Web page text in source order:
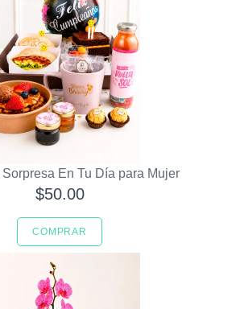
En Tu Día para Mujer
$50.00
COMPRAR